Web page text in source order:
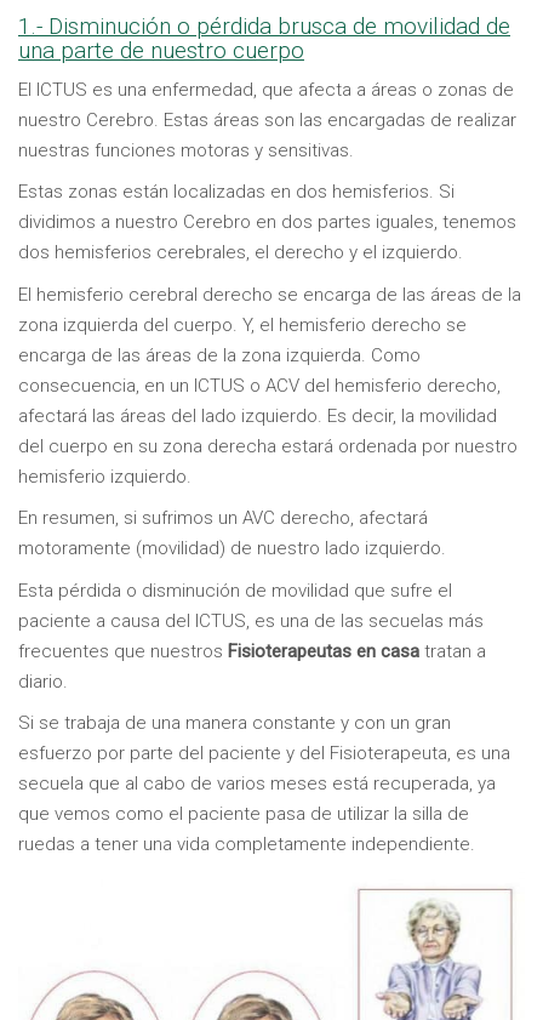
1.- Disminución o pérdida brusca de movilidad de
una parte de nuestro cuerpo
El ICTUS es una enfermedad, que afecta a áreas o zonas de
nuestro Cerebro. Estas áreas son las encargadas de realizar
nuestras funciones motoras y sensitivas.
Estas zonas están localizadas en dos hemisferios. Si
dividimos a nuestro Cerebro en dos partes iguales, tenemos
dos hemisferios cerebrales, el derecho y el izquierdo.
El hemisferio cerebral derecho se encarga de las áreas de la
zona izquierda del cuerpo. Y, el hemisferio derecho se
encarga de las áreas de la zona izquierda. Como
consecuencia, en un ICTUS o ACV del hemisferio derecho,
afectará las áreas del lado izquierdo. Es decir, la movilidad
del cuerpo en su zona derecha estará ordenada por nuestro
hemisferio izquierdo.
En resumen, si sufrimos un AVC derecho, afectará
motoramente (movilidad) de nuestro lado izquierdo.
Esta pérdida o disminución de movilidad que sufre el
paciente a causa del ICTUS, es una de las secuelas más
frecuentes que nuestros Fisioterapeutas en casa tratan a
diario.
Si se trabaja de una manera constante y con un gran
esfuerzo por parte del paciente y del Fisioterapeuta, es una
secuela que al cabo de varios meses está recuperada, ya
que vemos como el paciente pasa de utilizar la silla de
ruedas a tener una vida completamente independiente.